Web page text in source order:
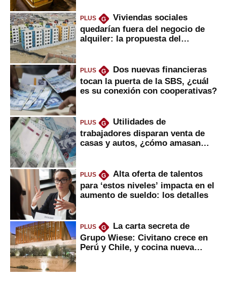
PLUS G
Viviendas sociales
quedarían fuera del negocio de
alquiler: la propuesta del
PLUS G
Dos nuevas financieras
tocan la puerta de la SBS, ¿cuál
es su conexión con cooperativas?
PLUS G
Utilidades de
trabajadores disparan venta de
casas y autos, ¿cómo amasan
PLUS G
Alta oferta de talentos
para ‘estos niveles’ impacta en el
aumento de sueldo: los detalles
PLUS G
La carta secreta de
Grupo Wiese: Civitano crece en
Perú y Chile, y cocina nueva